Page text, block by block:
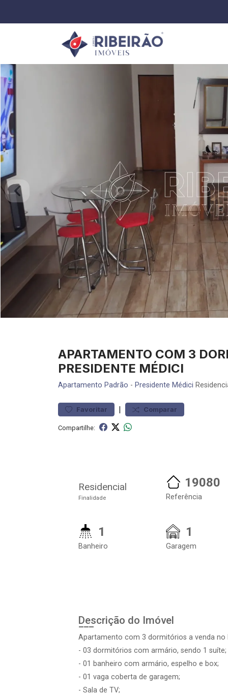
APARTAMENTO COM 3
PRESIDENTE MÉDICI
Apartamento Padrão - Presidente Médici
Favoritar | Comparar
Compartilhe:
Residencial
Finalidade
19080
Referência
1
Banheiro
1
Garagem
Descrição do Imóvel
Apartamento com 3 dormitórios a venda no
- 03 dormitórios com armário, sendo 1 suíte;
- 01 banheiro com armário, espelho e box;
- 01 vaga coberta de garagem;
- Sala de TV;